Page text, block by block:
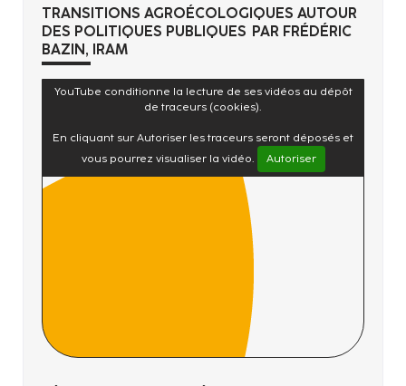
TRANSITIONS AGROÉCOLOGIQUES AUTOUR
DES POLITIQUES PUBLIQUES PAR FRÉDÉRIC
BAZIN, IRAM
YouTube conditionne la lecture de ses vidéos au dépôt
de traceurs (cookies).
En cliquant sur Autoriser les traceurs seront déposés et
vous pourrez visualiser la vidéo.
Autoriser